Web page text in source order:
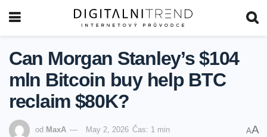
Can Morgan Stanley’s $104
mln Bitcoin buy help BTC
reclaim $80K?
od MaxA May 2, 2026 Čas: 1 min AA